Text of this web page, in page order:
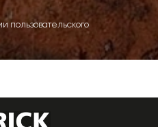
пользовательского